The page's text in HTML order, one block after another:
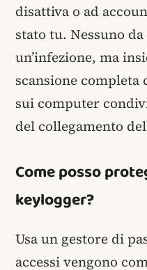
disattiva o ad
stato tu. Nessuno
un’infezione, ma
scansione
sui computer
del collegamento
Come posso
keylogger?
Usa un gestore di
accessi vengono